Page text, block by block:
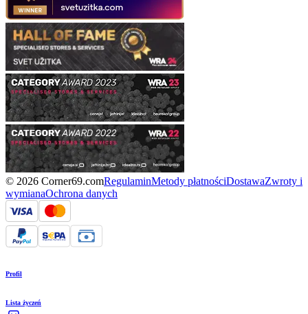
© 2026 Corner69.comRegulaminMetody płatnościDostawaZwroty i
wymianaOchrona danych
Profil
Lista życzeń